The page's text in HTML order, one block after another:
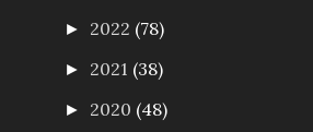
► 2022 (78)
► 2021 (38)
► 2020 (48)